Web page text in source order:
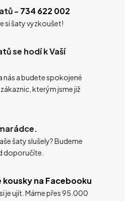
- 734 622 002
si šaty vyzkoušet!
se hodí k Vaší
nás a budete spokojené
kterým jsme již
šaty slušely? Budeme
doporučíte.
kousky na Facebooku
je ujít. Máme přes 95.000